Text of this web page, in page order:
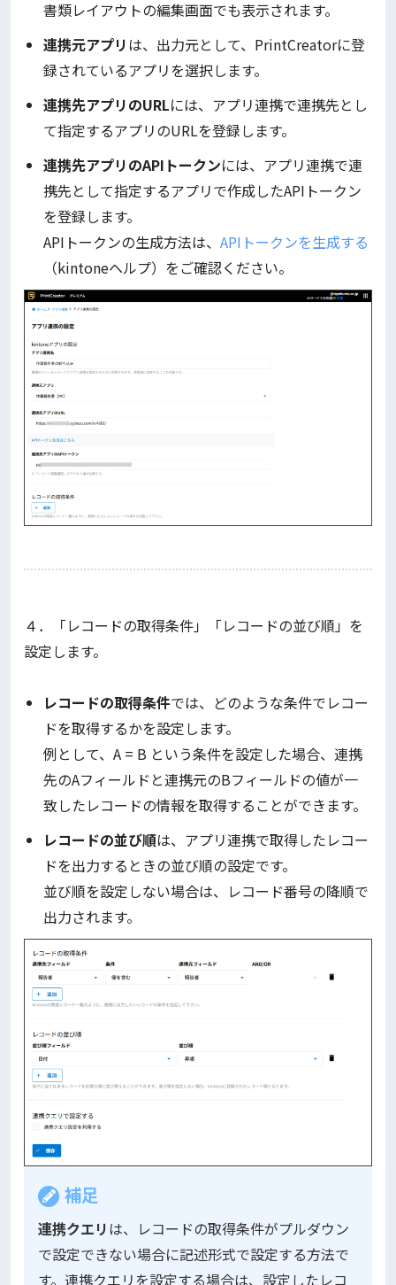
書類レイアウトの編集画面でも表示されます。
連携元アプリは、出力元として、PrintCreatorに登
録されているアプリを選択します。
連携先アプリのURLには、アプリ連携で連携先とし
て指定するアプリのURLを登録します。
連携先アプリのAPIトークンには、アプリ連携で連
携先として指定するアプリで作成したAPIトークン
を登録します。
APIトークンの生成方法は、APIトークンを生成する
（kintoneヘルプ）をご確認ください。
４．「レコードの取得条件」「レコードの並び順」を
設定します。
レコードの取得条件では、どのような条件でレコー
ドを取得するかを設定します。
例として、A = B という条件を設定した場合、連携
先のAフィールドと連携元のBフィールドの値が一
致したレコードの情報を取得することができます。
レコードの並び順は、アプリ連携で取得したレコー
ドを出力するときの並び順の設定です。
並び順を設定しない場合は、レコード番号の降順で
出力されます。
補足
連携クエリは、レコードの取得条件がプルダウン
で設定できない場合に記述形式で設定する方法で
す。連携クエリを設定する場合は、設定したレコ